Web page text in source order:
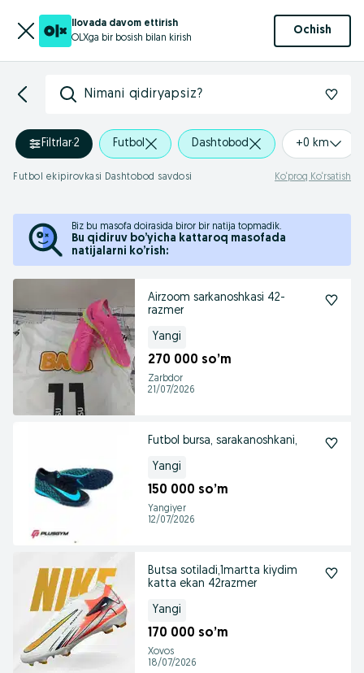
Ilovada davom ettirish
OLXga bir bosish bilan kirish
Ochish
Nimani qidiryapsiz?
Filtrlar·2 Futbol Dashtobod +0 km
Futbol ekipirovkasi Dashtobod savdosi Ko‘proq Ko‘rsatish
Biz bu masofa doirasida biror bir natija topmadik.
Bu qidiruv bo’yicha kattaroq masofada
natijalarni ko’rish:
Airzoom sarkanoshkasi 42-
razmer
Yangi
270 000 so’m
Zarbdor
21/07/2026
Futbol bursa, sarakanoshkani,
Yangi
150 000 so’m
Yangiyer
12/07/2026
Butsa sotiladi,1martta kiydim
katta ekan 42razmer
Yangi
170 000 so’m
Xovos
18/07/2026